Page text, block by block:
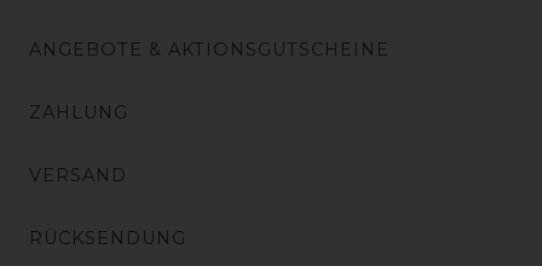
ANGEBOTE & AKTIONSGUTSCHEINE
ZAHLUNG
VERSAND
RÜCKSENDUNG